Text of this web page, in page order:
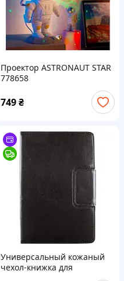
Проектор ASTRONAUT STAR
778658
749₴
Универсальный кожаный
чехол-книжка для